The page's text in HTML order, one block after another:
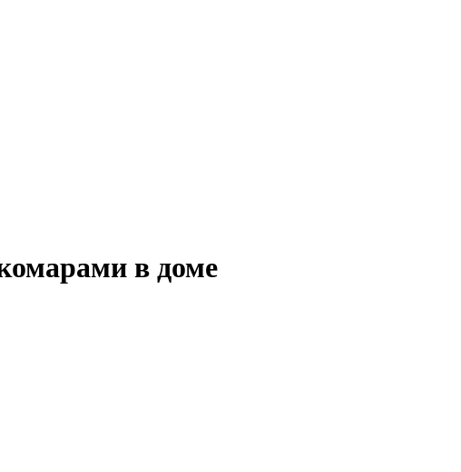
в доме